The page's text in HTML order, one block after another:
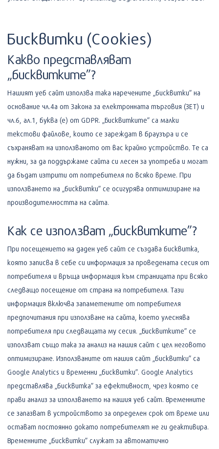
Бисквитки (Cookies)
Какво представляват
„бисквитките”?
Нашият уеб сайт използва така наречените „бисквитки” на
основание чл.4а от Закона за електронната търговия (ЗЕТ) и
чл.6, ал.1, буква (е) от GDPR. „Бисквитките” са малки
текстови файлове, които се зареждат в браузъра и се
съхраняват на използваното от вас крайно устройство. Те са
нужни, за да поддържаме сайта си лесен за употреба и могат
да бъдат изтрити от потребителя по всяко време. При
използването на „бисквитки” се осигурява оптимизиране на
производителността на сайта.
Как се използват „бисквитките”?
При посещението на даден уеб сайт се създава бисквитка,
която записва в себе си информация за проведената сесия от
потребителя и връща информация към страницата при всяко
следващо посещение от страна на потребителя. Тази
информация включва запаметените от потребителя
предпочитания при използване на сайта, което улеснява
потребителя при следващата му сесия. „Бисквитките” се
използват също така за анализ на нашия сайт с цел неговото
оптимизиране. Използваните от нашия сайт „бисквитки” са
Google Analytics и временни „бисквитки”. Google Analytics
представлява „бисквитка” за ефективност, чрез която се
прави анализ за използването на нашия уеб сайт. Временните
се запазват в устройството за определен срок от време или
остават постоянно докато потребителят не ги деактивира.
Временните „бисквитки” служат за автоматично